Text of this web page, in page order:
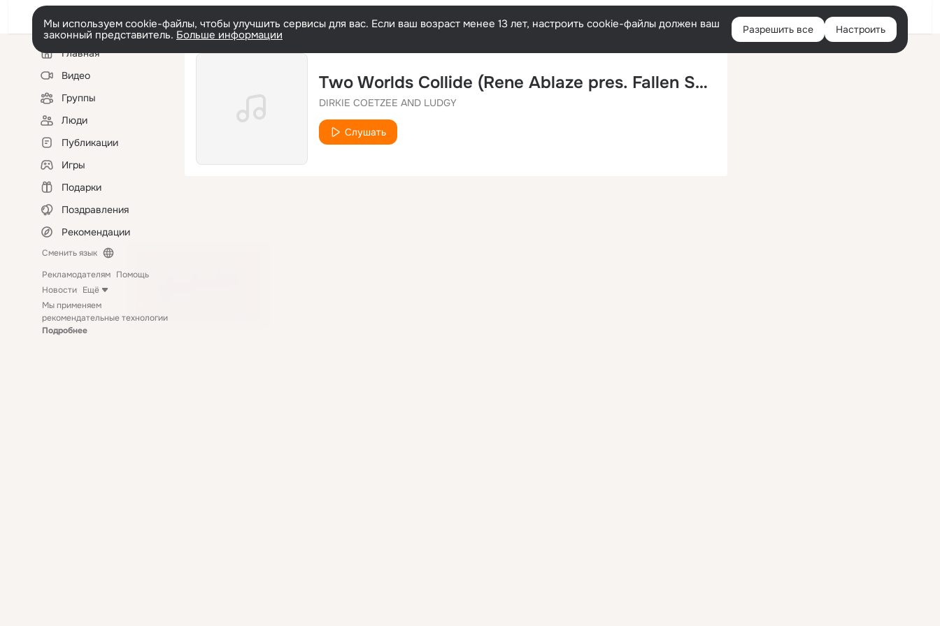
Войти
Мы используем cookie-файлы, чтобы улучшить сервисы для вас. Если ваш возраст менее 13 лет, настроить cookie-файлы должен ваш
законный представитель. Больше информации Разрешить все Настроить
Левая
колонкаГлавная
Видео
Группы
Люди
Публикации
Игры
Подарки
Поздравления
Рекомендации
Сменить язык
Рекламодателям Помощь
Новости Ещё
Мы применяем
рекомендательные технологии
Подробнее
Two Worlds Collide (Rene Ablaze pres. Fallen Skies Remix)
DIRKIE COETZEE AND LUDGY
Слушать